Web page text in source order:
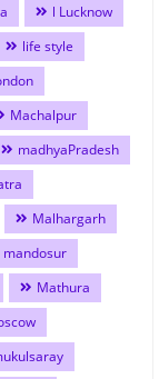
l Lucknow
life style
Machalpur
madhyaPradesh
Malhargarh
mandosur
Mathura